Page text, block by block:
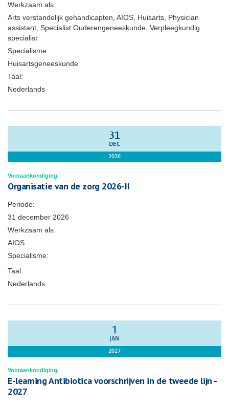
Werkzaam als:
Arts verstandelijk gehandicapten, AIOS, Huisarts, Physician
assistant, Specialist Ouderengeneeskunde, Verpleegkundig
specialist
Specialisme:
Huisartsgeneeskunde
Taal:
Nederlands
31
DEC
2026
Vooraankondiging
Organisatie van de zorg 2026-II
Periode:
31 december 2026
Werkzaam als:
AIOS
Specialisme:
Taal:
Nederlands
1
JAN
2027
Vooraankondiging
E-learning Antibiotica voorschrijven in de tweede lijn -
2027